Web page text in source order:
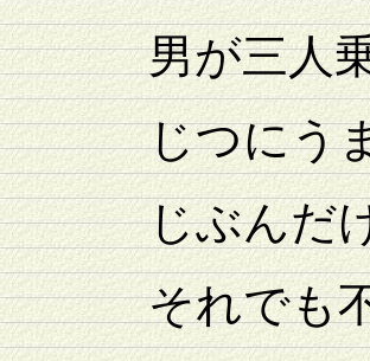
男が三人乗
じつにうま
じぶんだけせ
それでも不足